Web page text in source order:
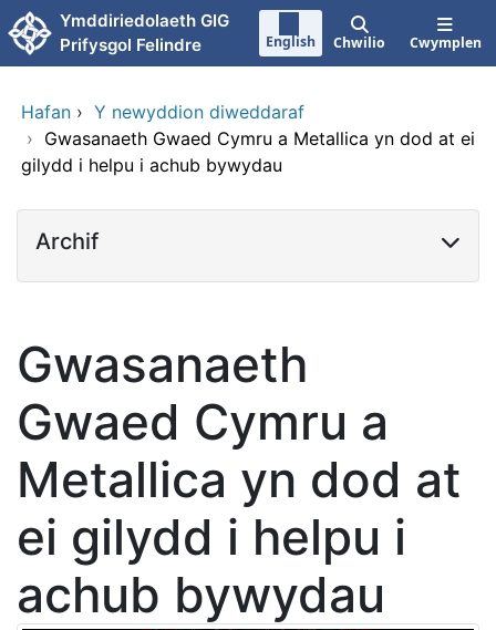
Neidio i'r prif gynnwy
Ymddiriedolaeth GIG
Prifysgol Felindre
English Chwilio Cwymplen
Hafan › Y newyddion diweddaraf
› Gwasanaeth Gwaed Cymru a Metallica yn dod at ei
gilydd i helpu i achub bywydau
Archif
Gwasanaeth
Gwaed Cymru a
Metallica yn dod at
ei gilydd i helpu i
achub bywydau